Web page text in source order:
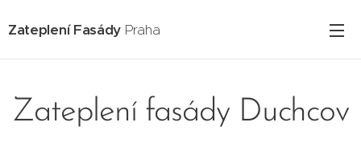
Zateplení Fasády Praha
Zateplení fasády Duchcov